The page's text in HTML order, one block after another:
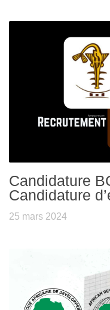
Candidature
Candidature
25 mars 2024